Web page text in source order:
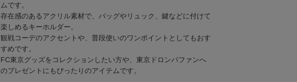
ムです。
存在感のあるアクリル素材で、バッグやリュック、鍵などに付けて
楽しめるキーホルダー。
観戦コーデのアクセントや、普段使いのワンポイントとしてもおす
すめです。
FC東京グッズをコレクションしたい方や、東京ドロンパファンへ
のプレゼントにもぴったりのアイテムです。